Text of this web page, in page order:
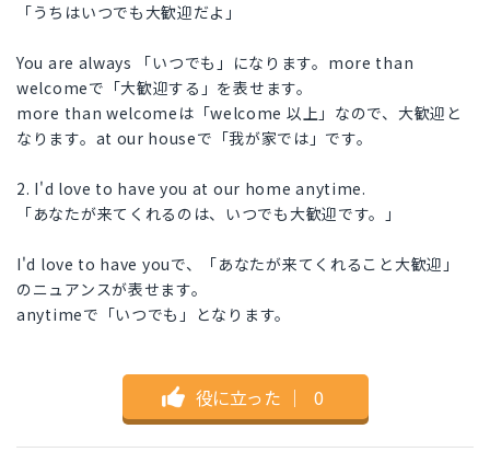
「うちはいつでも大歓迎だよ」
You are always 「いつでも」になります。more than
welcomeで「大歓迎する」を表せます。
more than welcomeは「welcome 以上」なので、大歓迎と
なります。at our houseで「我が家では」です。
2. I'd love to have you at our home anytime.
「あなたが来てくれるのは、いつでも大歓迎です。」
I'd love to have youで、「あなたが来てくれること大歓迎」
のニュアンスが表せます。
anytimeで「いつでも」となります。
役に立った ｜ 0